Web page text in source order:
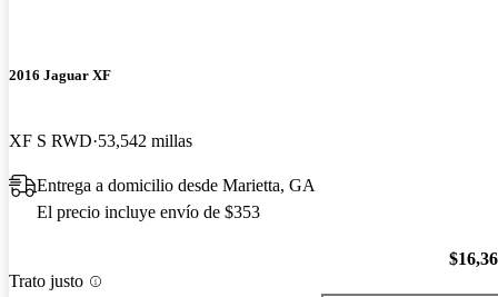
2016 Jaguar XF
XF S RWD 53,542 millas
Entrega a domicilio desde Marietta, GA
El precio incluye envío de $353
Trato justo